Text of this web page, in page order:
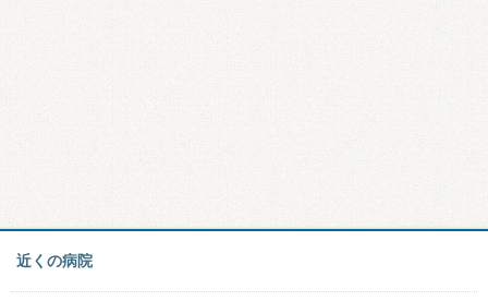
近くの病院